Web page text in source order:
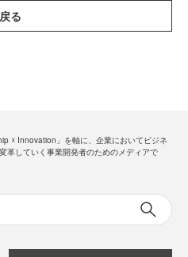
戻る
☓ Innovation」を軸に、企業においてビジネ
革していく事業開発者のためのメディアで